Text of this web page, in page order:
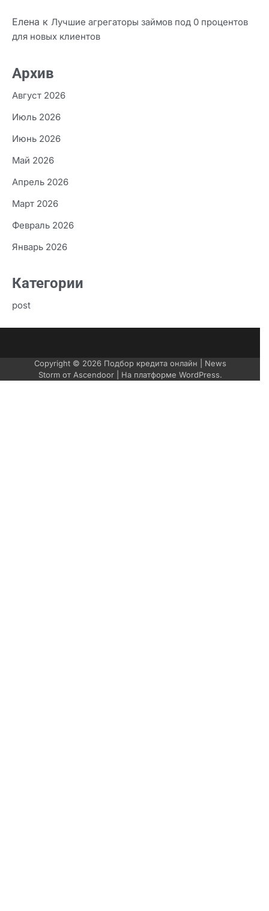
Елена к Лучшие агрегаторы займов под 0 процентов
для новых клиентов
Архив
Август 2026
Июль 2026
Июнь 2026
Май 2026
Апрель 2026
Март 2026
Февраль 2026
Январь 2026
Категории
post
Copyright © 2026 Подбор кредита онлайн | News
Storm от Ascendoor| На платформе WordPress.